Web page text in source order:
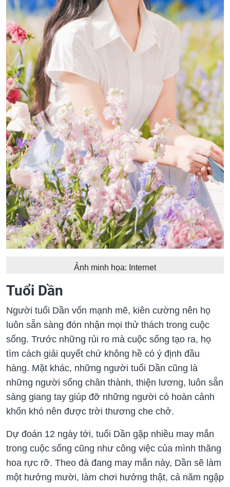
Ảnh minh họa: Internet
Tuổi Dần
Người tuổi Dần vốn mạnh mẽ, kiên cường nên họ
luôn sẵn sàng đón nhận mọi thử thách trong cuộc
sống. Trước những rủi ro mà cuộc sống tạo ra, họ
tìm cách giải quyết chứ không hề có ý định đầu
hàng. Mặt khác, những người tuổi Dần cũng là
những người sống chân thành, thiện lương, luôn sẵn
sàng giang tay giúp đỡ những người có hoàn cảnh
khốn khó nên được trời thương che chở.
Dự đoán 12 ngày tới, tuổi Dần gặp nhiều may mắn
trong cuộc sống cũng như công việc của mình thăng
hoa rực rỡ. Theo đà đang may mắn này, Dần sẽ làm
một hưởng mười, làm chơi hưởng thật, cả năm ngập